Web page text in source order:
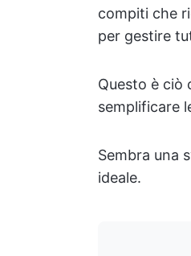
compiti che
per gestire
Questo è ciò
semplificare
Sembra una
ideale.